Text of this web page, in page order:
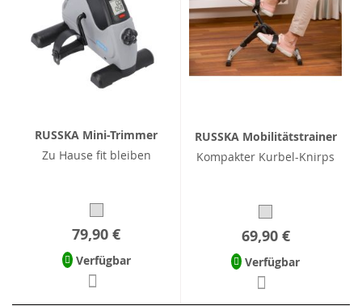
RUSSKA Mini-Trimmer
Zu Hause fit bleiben
79,90 €
Verfügbar
RUSSKA Mobilitätstrainer
Kompakter Kurbel-Knirps
69,90 €
Verfügbar